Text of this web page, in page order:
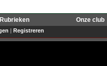
Rubrieken Onze club
| Registreren